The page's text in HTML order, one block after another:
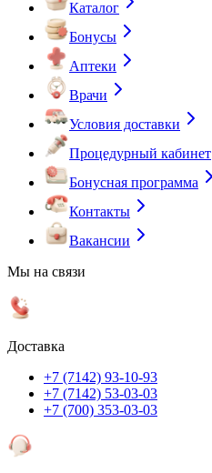
Каталог
Бонусы
Аптеки
Врачи
Условия доставки
Процедурный кабинет
Бонусная программа
Контакты
Вакансии
Мы на связи
Доставка
+7 (7142) 93-10-93
+7 (7142) 53-03-03
+7 (700) 353-03-03